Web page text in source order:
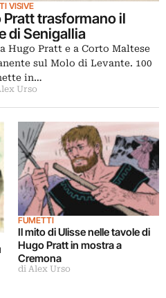
VISIVE
trasformano il
di Senigallia
Hugo Pratt e a Corto Maltese
sul Molo di Levante. 100
in…
Urso
FUMETTI
Il mito di Ulisse nelle tavole di
Hugo Pratt in mostra a
Cremona
di Alex Urso